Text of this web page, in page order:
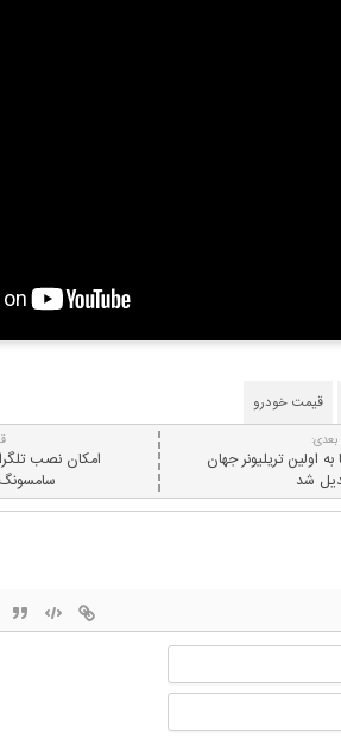
قیمت خودرو
امکان نصب
بعدی:
اولین تریلیونر جهان
شد
نام
ایمیل